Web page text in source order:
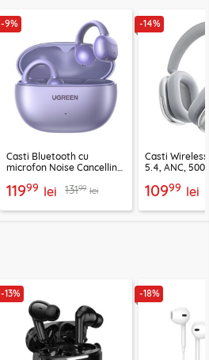
-9%
Casti Bluetooth cu
microfon Noise Cancelling
11999 lei 13199 lei
-14%
Casti
5.4, ANC,
10999 lei
-13% -18%